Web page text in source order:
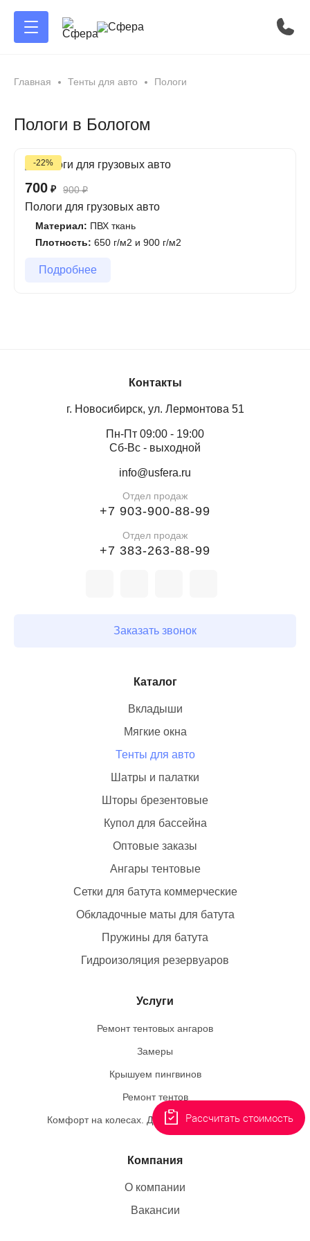
Главная Тенты для авто Пологи
Пологи в Бологом
-22%
700 ₽ 900₽
Пологи для грузовых авто
Материал: ПВХ ткань
Плотность: 650 г/м2 и 900 г/м2
Подробнее
Каталог
Тенты для авто
Купол для бассейна
Оптовые заказы
Ангары тентовые
Сетки для батута коммерческие
Обкладочные маты для батута
Пружины для батута
Гидроизоляция резервуаров
Услуги
Ремонт тентовых ангаров
Замеры
Крышуем пингвинов
Ремонт тентов
Комфорт на колесах. Делаем необычный заказ
Компания
О компании
Вакансии
Контакты
г. Новосибирск, ул. Лермонтова 51
Пн-Пт 09:00 - 19:00
Сб-Вс - выходной
info@usfera.ru
Отдел продаж
+7 903-900-88-99
Отдел продаж
+7 383-263-88-99
Заказать звонок
Рассчитать стоимость